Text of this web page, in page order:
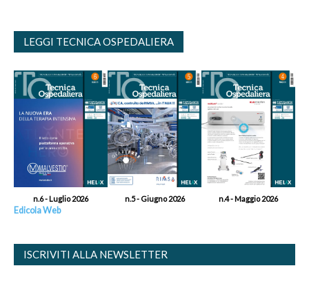
LEGGI TECNICA OSPEDALIERA
n.6 - Luglio 2026 n.5 - Giugno 2026 n.4 - Maggio 2026
Edicola Web
ISCRIVITI ALLA NEWSLETTER